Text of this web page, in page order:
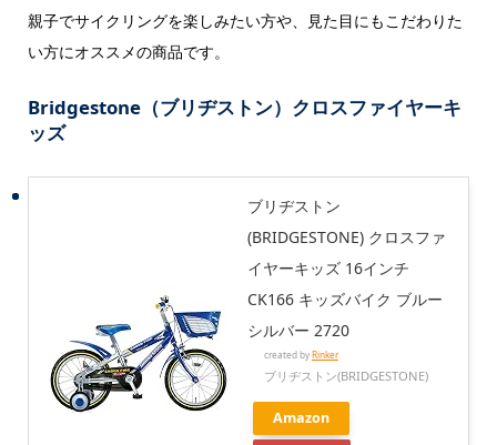
親子でサイクリングを楽しみたい方や、見た目にもこだわりた
い方にオススメの商品です。
Bridgestone（ブリヂストン）クロスファイヤーキ
ッズ
ブリヂストン
(BRIDGESTONE) クロスファ
イヤーキッズ 16インチ
CK166 キッズバイク ブルー
シルバー 2720
created byRinker
ブリヂストン(BRIDGESTONE)
Amazon